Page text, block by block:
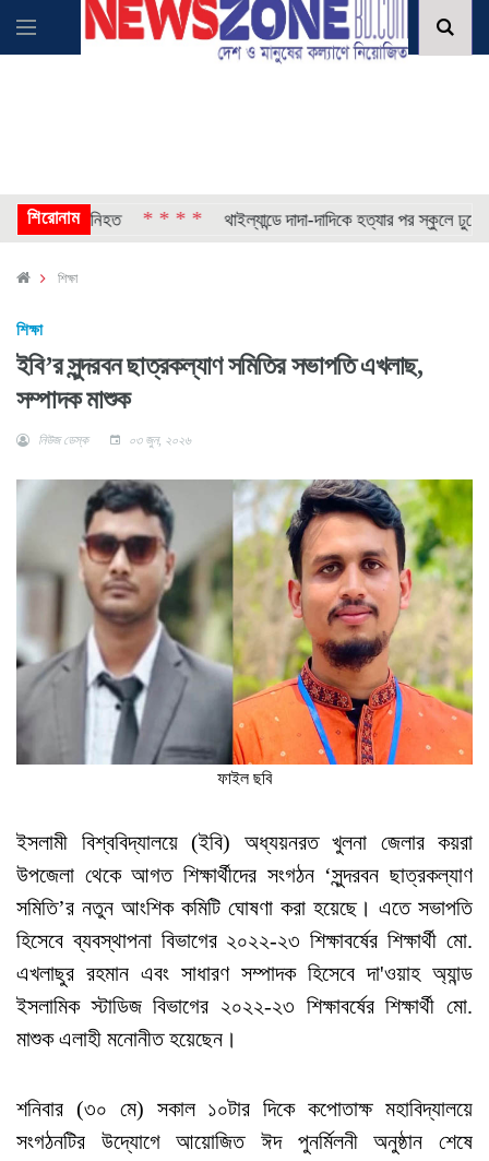
শিরোনাম
চালক নিহত * * * * থাইল্যান্ডে দাদা-দাদিকে হত্যার পর স্কুলে ঢুকে গুলি,
শিক্ষা
শিক্ষা
ইবি’র সুন্দরবন ছাত্রকল্যাণ সমিতির সভাপতি এখলাছ,
সম্পাদক মাশুক
নিউজ ডেস্ক ০৩ জুন, ২০২৬
ফাইল ছবি
ইসলামী বিশ্ববিদ্যালয়ে (ইবি) অধ্যয়নরত খুলনা জেলার কয়রা
উপজেলা থেকে আগত শিক্ষার্থীদের সংগঠন ‘সুন্দরবন ছাত্রকল্যাণ
সমিতি’র নতুন আংশিক কমিটি ঘোষণা করা হয়েছে। এতে সভাপতি
হিসেবে ব্যবস্থাপনা বিভাগের ২০২২-২৩ শিক্ষাবর্ষের শিক্ষার্থী মো.
এখলাছুর রহমান এবং সাধারণ সম্পাদক হিসেবে দা'ওয়াহ অ্যান্ড
ইসলামিক স্টাডিজ বিভাগের ২০২২-২৩ শিক্ষাবর্ষের শিক্ষার্থী মো.
মাশুক এলাহী মনোনীত হয়েছেন।
শনিবার (৩০ মে) সকাল ১০টার দিকে কপোতাক্ষ মহাবিদ্যালয়ে
সংগঠনটির উদ্যোগে আয়োজিত ঈদ পুনর্মিলনী অনুষ্ঠান শেষে